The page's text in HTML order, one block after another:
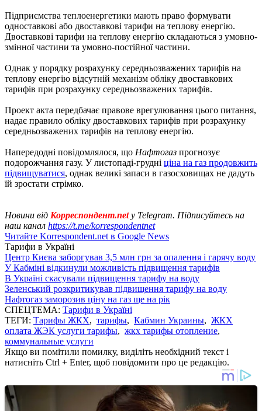
Підприємства теплоенергетики мають право формувати
одноставкові або двоставкові тарифи на теплову енергію.
Двоставкові тарифи на теплову енергію складаються з умовно-
змінної частини та умовно-постійної частини.
Однак у порядку розрахунку середньозважених тарифів на
теплову енергію відсутній механізм обліку двоставкових
тарифів при розрахунку середньозважених тарифів.
Проект акта передбачає правове врегулювання цього питання,
надає правило обліку двоставкових тарифів при розрахунку
середньозважених тарифів на теплову енергію.
Напередодні повідомлялося, що Нафтогаз прогнозує
подорожчання газу. У листопаді-грудні ціна на газ продовжить
підвищуватися, однак великі запаси в газосховищах не дадуть
їй зростати стрімко.
Новини від Корреспондент.netу Telegram. Підписуйтесь на
наш канал https://t.me/korrespondentnet
Читайте Korrespondent.net в Google News
Тарифи в Україні
Центр Києва заборгував 3,5 млн грн за опалення і гарячу воду
У Кабміні відкинули можливість підвищення тарифів
В Україні скасували підвищення тарифу на воду
Зеленський розкритикував підвищення тарифу на воду
Нафтогаз заморозив ціну на газ ще на рік
СПЕЦТЕМА: Тарифи в Україні
ТЕГИ: Тарифы ЖКХ, тарифы, Кабмин Украины, ЖКХ
оплата ЖЭК услуги тарифы, жкх тарифы отопление,
коммунальные услуги
Якщо ви помітили помилку, виділіть необхідний текст і
натисніть Ctrl + Enter, щоб повідомити про це редакцію.